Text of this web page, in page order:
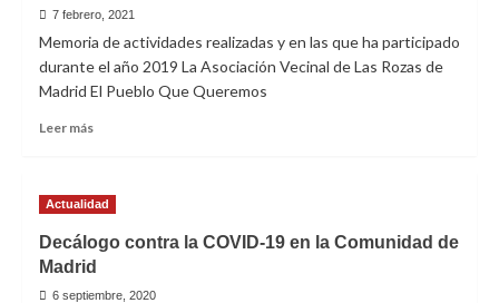
africanos
–
besha
7 febrero, 2021
Memoria de actividades realizadas y en las que ha participado
durante el año 2019 La Asociación Vecinal de Las Rozas de
Madrid El Pueblo Que Queremos
Leer más
de
de
El
Pueblo
Actualidad
Decálogo contra la COVID-19 en la Comunidad de
Madrid
6 septiembre, 2020